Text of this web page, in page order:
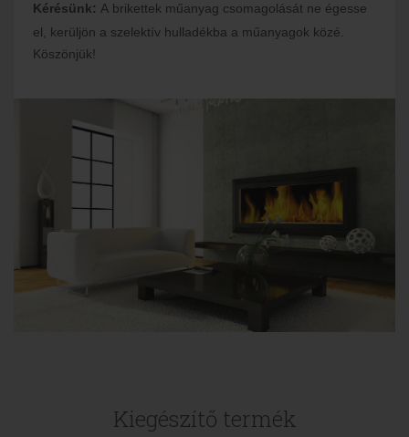
Kérésünk: Abrikettek műanyag csomagolását ne égesse
el, kerüljön a szelektív hulladékba a műanyagok közé.
Köszönjük!
Kiegészítő termék